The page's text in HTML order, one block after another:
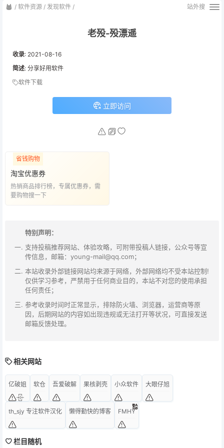
/ 软件资源 / 发现软件 / 站外搜
老殁-殁漂遥
收录: 2021-08-16
简述: 分享好用软件
软件下载
立即访问
省钱购物
淘宝优惠券
热销商品排行榜，专属优惠券，需
要购物搜一下
特别声明：
支持投稿推荐网站、体验攻略，可附带投稿人链接，公众号等宣
传信息，邮箱：young-mail@qq.com；
本站收录外部链接网站均来源于网络，外部网络均不受本站控制!
仅供学习参考，严禁用于任何商业目的，本站不对您的使用承担
任何责任；
参考收录时间时正常显示，排除防火墙、浏览器，运营商等原
因，后期网站的内容如出现违规或无法打开等状况，可直接发送
邮箱反馈处理。
相关网站
亿破姐 软仓 吾爱破解 果核剥壳 小众软件 大眼仔旭
th_sjy 专注软件汉化 懒得勤快的博客 FMHY
栏目随机